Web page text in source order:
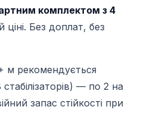
комплектом з 4
ціні. Без доплат, без
м рекомендується
стабілізаторів) — по 2 на
запас стійкості при